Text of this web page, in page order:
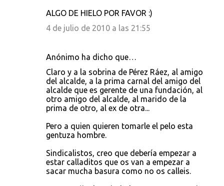
ALGO DE HIELO POR FAVOR :)
4 de julio de 2010 a las 21:55
Anónimo ha dicho que…
Claro y a la sobrina de Pérez Ráez, al amigo
del alcalde, a la prima carnal del amigo del
alcalde que es gerente de una fundación, al
otro amigo del alcalde, al marido de la
prima de otro, al ex de otra...
Pero a quien quieren tomarle el pelo esta
gentuza hombre.
Sindicalistos, creo que debería empezar a
estar calladitos que os van a empezar a
sacar mucha basura como no os calleis.